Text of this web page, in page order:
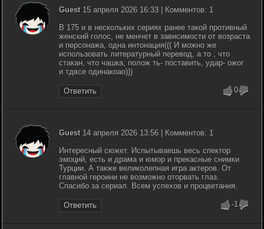
Guest15 апреля 2026 16:33 | Комментов: 1
В 175 и в нескольких сериях ранее такой противный
женский голос, не менчет в зависимости от возраста
и персонажа, одна интонация((( И можно же
использовать литературный перевод, а то , что
стакан, что чашка, полож ть- поставить, удар- ожог
и тдвсе одинакоао)))
Ответить 0
Guest14 апреля 2026 13:56 | Комментов: 1
Интересный сюжет. Испытываешь весь спектор
эмоций, есть и драма и юмор и прекасные снимки
Турции. А также великолепная игра актеров. От
главной героини не возможно оторвать глаз.
Спасибо за сериал. Всем успехов и процветания.
Ответить -1